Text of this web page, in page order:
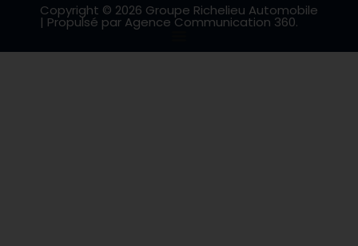
Copyright © 2026 Groupe Richelieu Automobile
| Propulsé par Agence Communication 360.